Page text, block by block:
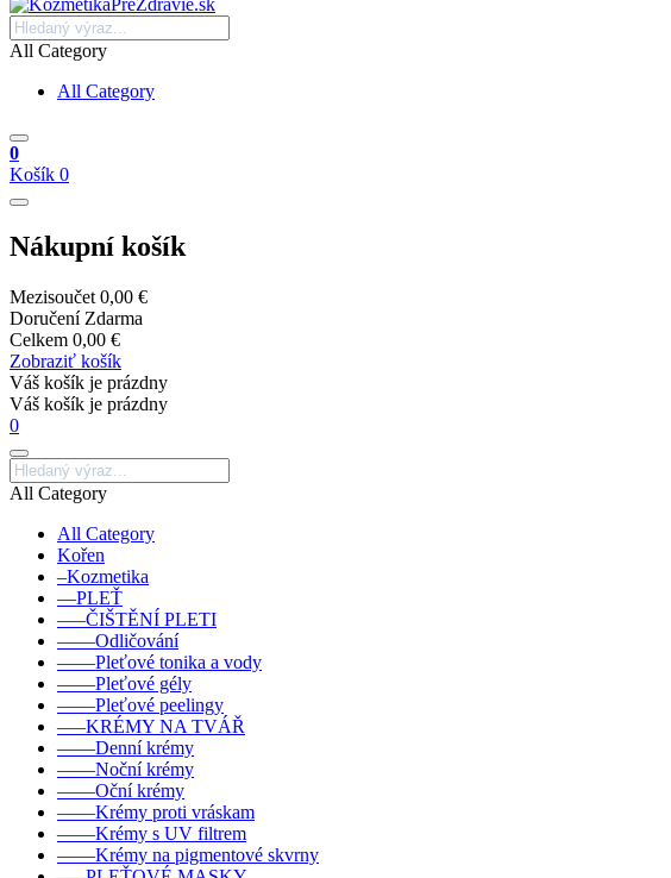
All Category
All Category
0
Košík 0
Nákupní košík
Mezisoučet 0,00 €
Doručení Zdarma
Celkem 0,00 €
Zobraziť košík
Váš košík je prázdny
Váš košík je prázdny
0
All Category
All Category
Kořen
–Kozmetika
––PLEŤ
–––ČIŠTĚNÍ PLETI
––––Odličování
––––Pleťové tonika a vody
––––Pleťové gély
––––Pleťové peelingy
–––KRÉMY NA TVÁŘ
––––Denní krémy
––––Noční krémy
––––Oční krémy
––––Krémy proti vráskam
––––Krémy s UV filtrem
––––Krémy na pigmentové skvrny